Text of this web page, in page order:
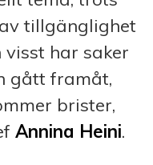
tillgänglighet
visst har saker
gått framåt,
brister,
Annina Heini.